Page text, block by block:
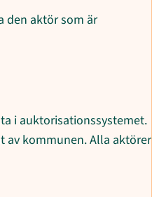
den aktör som är
i auktorisationssystemet.
av kommunen. Alla aktörer